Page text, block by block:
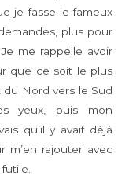
je fasse le fameux
plus pour
me rappelle avoir
que ce soit le plus
Nord vers le Sud
yeux, puis mon
qu’il y avait déjà
m’en rajouter avec